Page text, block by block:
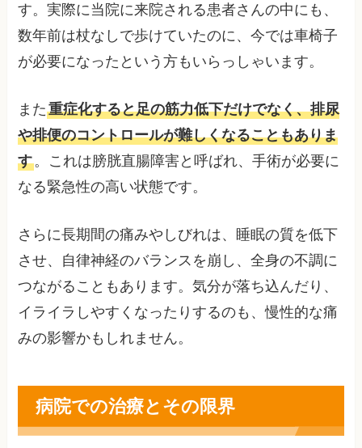
す。実際に当院に来院される患者さんの中にも、
数年前は杖なしで歩けていたのに、今では車椅子
が必要になったという方もいらっしゃいます。
また重症化すると足の筋力低下だけでなく、排尿
や排便のコントロールが難しくなることもありま
す。これは膀胱直腸障害と呼ばれ、手術が必要に
なる緊急性の高い状態です。
さらに長期間の痛みやしびれは、睡眠の質を低下
させ、自律神経のバランスを崩し、全身の不調に
つながることもあります。気分が落ち込んだり、
イライラしやすくなったりするのも、慢性的な痛
みの影響かもしれません。
病院での治療とその限界